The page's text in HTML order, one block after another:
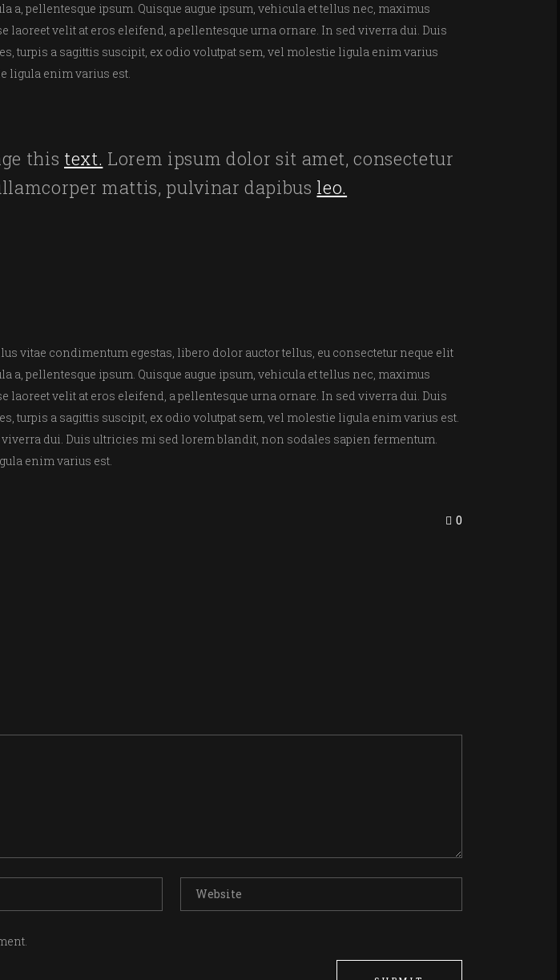
pellentesque ipsum. Quisque augue ipsum, vehicula et tellus nec, maximus
velit at eros eleifend, a pellentesque urna ornare. In sed viverra dui. Duis
turpis a sagittis suscipit, ex odio volutpat sem, vel molestie ligula enim varius
ligula enim varius est.
this text. Lorem ipsum dolor sit amet, consectetur
mattis, pulvinar dapibus leo.
vitae condimentum egestas, libero dolor auctor tellus, eu consectetur neque elit
pellentesque ipsum. Quisque augue ipsum, vehicula et tellus nec, maximus
velit at eros eleifend, a pellentesque urna ornare. In sed viverra dui. Duis
a sagittis suscipit, ex odio volutpat sem, vel molestie ligula enim varius est.
dui. Duis ultricies mi sed lorem blandit, non sodales sapien fermentum.
enim varius est.
0